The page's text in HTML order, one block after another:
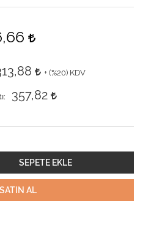
+ (%20) KDV
357,82
SEPETE EKLE
AL